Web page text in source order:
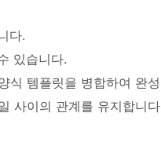
다.
있습니다.
식 템플릿을 병합하여 완
사이의 관계를 유지합니